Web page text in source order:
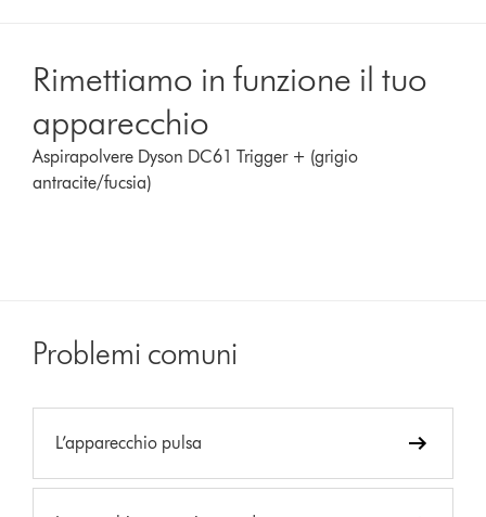
Rimettiamo in funzione il tuo
apparecchio
Aspirapolvere Dyson DC61 Trigger + (grigio
antracite/fucsia)
Problemi comuni
L’apparecchio pulsa